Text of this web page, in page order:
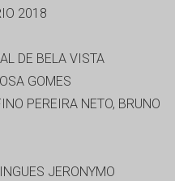
2018
DE BELA VISTA
GOMES
PEREIRA NETO, BRUNO
JERONYMO